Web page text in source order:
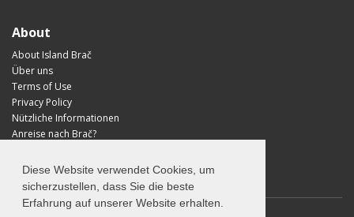
Diese Website verwendet Cookies, um
sicherzustellen, dass Sie die beste
Erfahrung auf unserer Website erhalten.
About
About Island Brač
Über uns
Terms of Use
Privacy Policy
Nützliche Informationen
Anreise nach Brač?